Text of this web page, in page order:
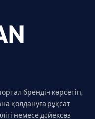
брендін көрсетіп,
қолдануға рұқсат
немесе дәйексөз